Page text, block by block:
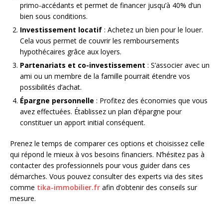
primo-accédants et permet de financer jusqu’à 40% d’un
bien sous conditions.
Investissement locatif : Achetez un bien pour le louer.
Cela vous permet de couvrir les remboursements
hypothécaires grâce aux loyers.
Partenariats et co-investissement : S’associer avec un
ami ou un membre de la famille pourrait étendre vos
possibilités d’achat.
Épargne personnelle : Profitez des économies que vous
avez effectuées. Établissez un plan d’épargne pour
constituer un apport initial conséquent.
Prenez le temps de comparer ces options et choisissez celle
qui répond le mieux à vos besoins financiers. N’hésitez pas à
contacter des professionnels pour vous guider dans ces
démarches. Vous pouvez consulter des experts via des sites
comme tika-immobilier.fr afin d’obtenir des conseils sur
mesure.